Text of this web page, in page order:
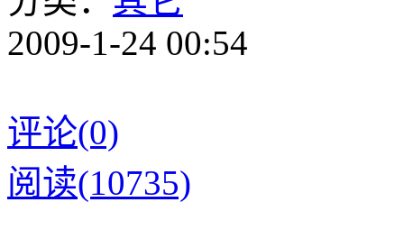
2009-1-24 00:54
评论(0)
阅读(10735)